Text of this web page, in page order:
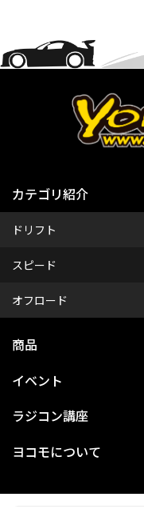
カテゴリ紹介
ドリフト
スピード
オフロード
商品
イベント
ラジコン講座
ヨコモについて